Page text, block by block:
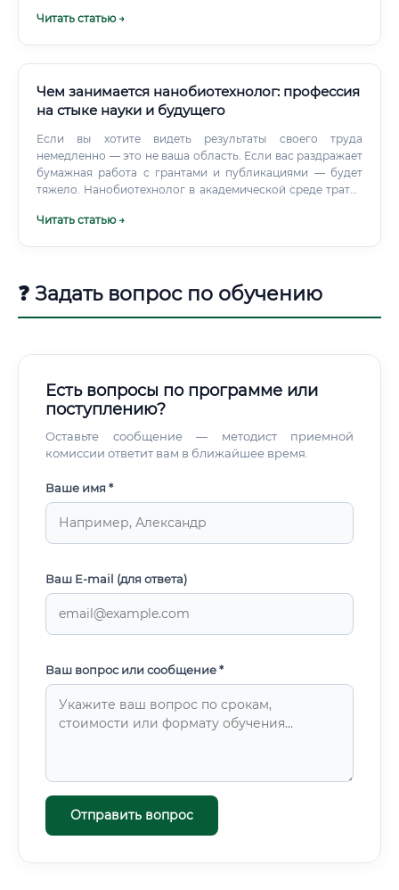
Читать статью →
Чем занимается нанобиотехнолог: профессия
на стыке науки и будущего
Если вы хотите видеть результаты своего труда
немедленно — это не ваша область. Если вас раздражает
бумажная работа с грантами и публикациями — будет
тяжело. Нанобиотехнолог в академической среде тратит
столько же времени, сколько на лабораторные
Читать статью →
❓ Задать вопрос по обучению
Есть вопросы по программе или
поступлению?
Оставьте сообщение — методист приемной
комиссии ответит вам в ближайшее время.
Ваше имя *
Ваш E-mail (для ответа)
Ваш вопрос или сообщение *
Отправить вопрос